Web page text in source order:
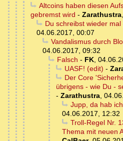
Altcoins haben diesen
gebremst wird - Zarathustra,
Du schreibst wieder
04.06.2017, 00:07
Vandalismus durch
04.06.2017, 09:32
Falsch - FK,
UASF! (edit) -
Der Core
übrigens - wie Du -
- Zarathustra,
Jupp, da hab
04.06.2017, 12:32
Troll-Regel Nr.
Thema mit neuen